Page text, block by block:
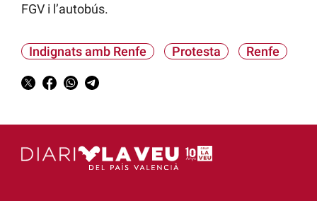
FGV i l’autobús.
Indignats amb Renfe Protesta Renfe